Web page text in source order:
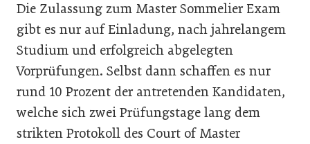
Die Zulassung zum Master Sommelier Exam
gibt es nur auf Einladung, nach jahrelangem
Studium und erfolgreich abgelegten
Vorprüfungen. Selbst dann schaffen es nur
rund 10 Prozent der antretenden Kandidaten,
welche sich zwei Prüfungstage lang dem
strikten Protokoll des Court of Master